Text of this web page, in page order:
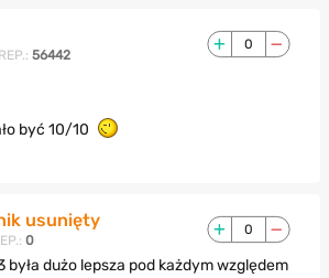
REP.: 56442
0
być 10/10
usunięty
0
0
była dużo lepsza pod każdym względem